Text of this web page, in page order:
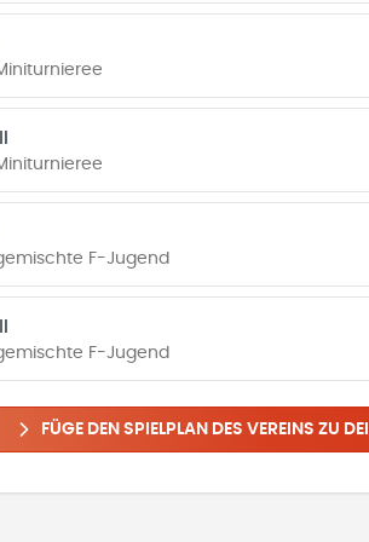
F-Jugend
F-Jugend
FÜGE DEN SPIELPLAN DES VEREINS ZU